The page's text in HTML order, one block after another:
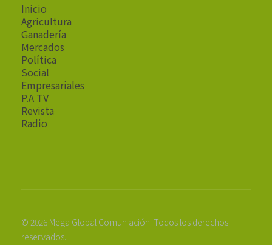
Inicio
Agricultura
Ganadería
Mercados
Política
Social
Empresariales
P.A TV
Revista
Radio
© 2026 Mega Global Comuniación. Todos los derechos
reservados.